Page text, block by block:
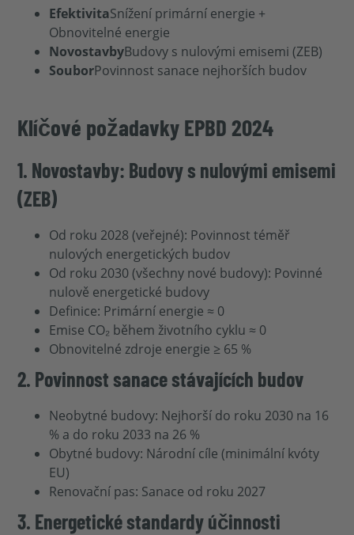
EfektivitaSnížení primární energie +
Obnovitelné energie
NovostavbyBudovy s nulovými emisemi (ZEB)
SouborPovinnost sanace nejhorších budov
Klíčové požadavky EPBD 2024
1. Novostavby: Budovy s nulovými emisemi
(ZEB)
Od roku 2028 (veřejné): Povinnost téměř
nulových energetických budov
Od roku 2030 (všechny nové budovy): Povinné
nulově energetické budovy
Definice: Primární energie ≈ 0
Emise CO₂ během životního cyklu ≈ 0
Obnovitelné zdroje energie ≥ 65 %
2. Povinnost sanace stávajících budov
Neobytné budovy: Nejhorší do roku 2030 na 16
% a do roku 2033 na 26 %
Obytné budovy: Národní cíle (minimální kvóty
EU)
Renovační pas: Sanace od roku 2027
3. Energetické standardy účinnosti